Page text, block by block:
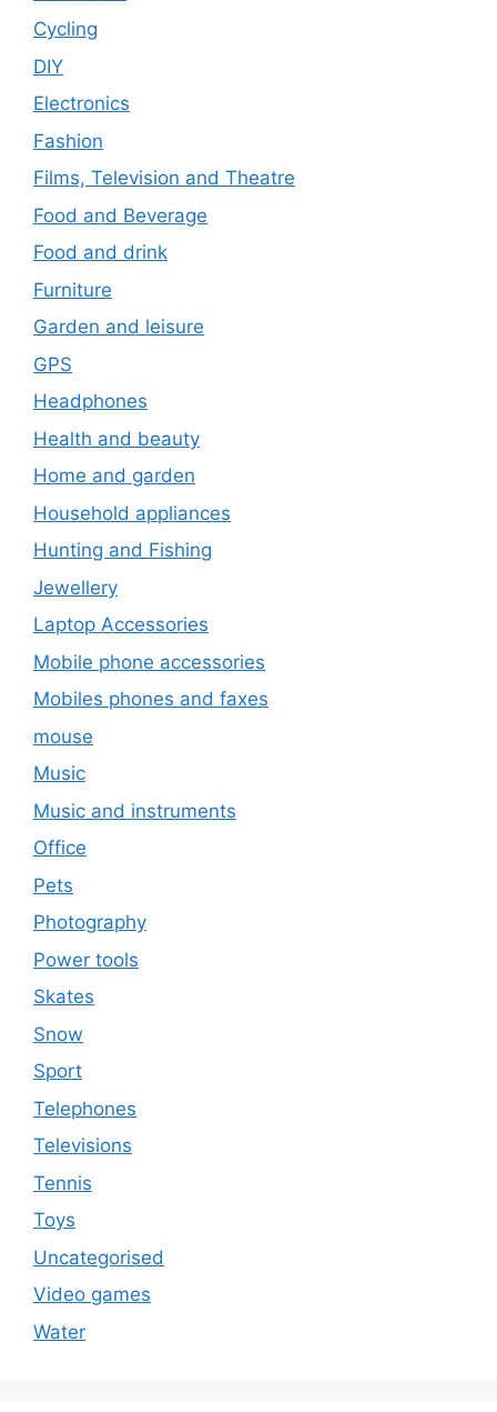
Cycling
DIY
Electronics
Fashion
Films, Television and Theatre
Food and Beverage
Food and drink
Furniture
Garden and leisure
GPS
Headphones
Health and beauty
Home and garden
Household appliances
Hunting and Fishing
Jewellery
Laptop Accessories
Mobile phone accessories
Mobiles phones and faxes
mouse
Music
Music and instruments
Office
Pets
Photography
Power tools
Skates
Snow
Sport
Telephones
Televisions
Tennis
Toys
Uncategorised
Video games
Water